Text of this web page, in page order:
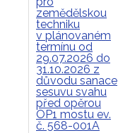
zemědělskou
techniku
v plánovaném
termínu od
29.07.2026 do
31.10.2026 z
důvodu sanace
sesuvu svahu
před opěrou
OP1 mostu ev.
č. 568-001A